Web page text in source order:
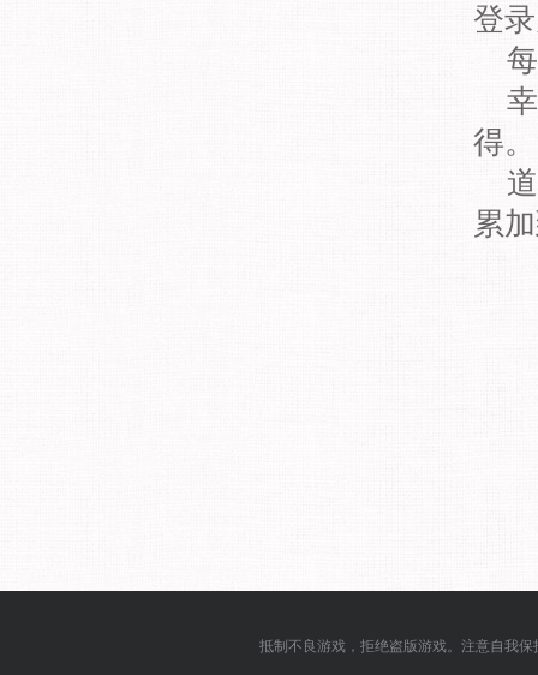
登
得。
累
抵制不良游戏，拒绝盗版游戏。注意自我